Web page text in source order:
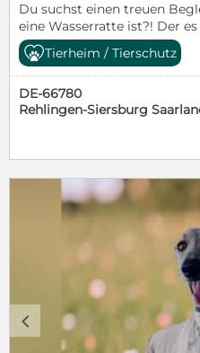
Du suchst einen treuen
eine Wasserratte ist?! Der
gemeinsam Abenteuer zu
mir dabei ist? Dann lerne
wartet schon sooo lange im
sich dringend ein eigenes
Tierheim / Tierschutz
DE-66780
Rehlingen-Siersburg
c